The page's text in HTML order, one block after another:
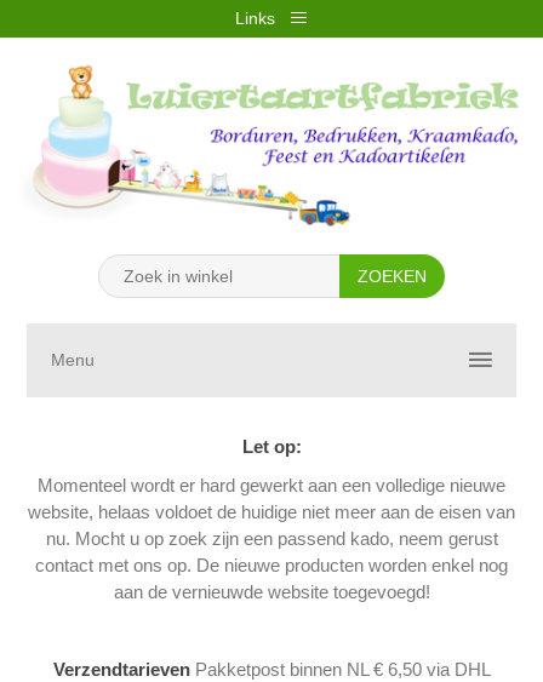
Links
REGISTREREN
WINKELWAGEN (0)
Menu
Let op:
Momenteel wordt er hard gewerkt aan een volledige nieuwe
website, helaas voldoet de huidige niet meer aan de eisen van
nu. Mocht u op zoek zijn een passend kado, neem gerust
contact met ons op. De nieuwe producten worden enkel nog
aan de vernieuwde website toegevoegd!
Verzendtarieven Pakketpost binnen NL € 6,50 via DHL